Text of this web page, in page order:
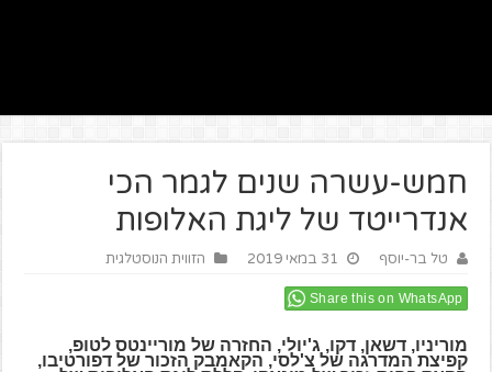
חמש-עשרה שנים לגמר הכי
אנדרייטד של ליגת האלופות
טל בר-יוסף 31 במאי 2019 הזווית הנוסטלגית
Share this on WhatsApp
מוריניו, דשאן, דקו, ג'יולי, החזרה של מוריינטס לטופ,
קפיצת המדרגה של צ'לסי, הקאמבק הזכור של דפורטיבו,